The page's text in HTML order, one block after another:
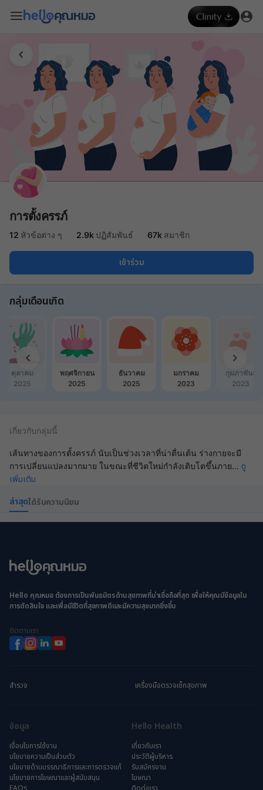
การตั้งครรภ์
12 หัวข้อต่าง ๆ 2.9k ปฏิสัมพันธ์ 67k สมาชิก
เข้าร่วม
กลุ่มเดือนเกิด
มกราคม
2023
กุมภาพันธ์
2023
ตุลาคม
2025
พฤศจิกายน
2025
ธันวาคม
2025
ล่าสุดได้รับความนิยม
เกี่ยวกับกลุ่มนี้
เส้นทางของการตั้งครรภ์ นับเป็นช่วงเวลาที่น่าตื่นเต้น ร่างกายจะมี
การเปลี่ยนแปลงมากมาย ในขณะที่ชีวิตใหม่กำลังเติบโตขึ้นภาย... ดู
เพิ่มเติม
Hello คุณหมอ ต้องการเป็นพันธมิตรด้านสุขภาพที่น่าเชื่อถือที่สุด เพื่อให้คุณมีข้อมูลใน
การตัดสินใจ และเพื่อมีชีวิตที่สุขภาพดีและมีความสุขมากยิ่งขึ้น
ติดตามเรา
สำรวจ เครื่องมือตรวจเช็กสุขภาพ
ข้อมูล
เงื่อนไขการใช้งาน
นโยบายความเป็นส่วนตัว
นโยบายด้านบรรณาธิการและการตรวจแก้
นโยบายการโฆษณาและผู้สนับสนุน
Hello Health
เกี่ยวกับเรา
ประวัติผู้บริหาร
รับสมัครงาน
โฆษณา